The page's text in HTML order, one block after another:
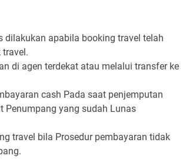
dilakukan apabila booking travel telah
di agen terdekat atau melalui transfer ke
cash Pada saat penjemputan
Penumpang yang sudah Lunas
travel bila Prosedur pembayaran tidak